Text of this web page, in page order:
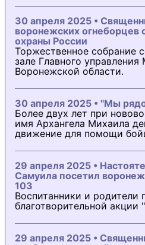
30 апреля 2025 •
воронежских огнеборцев
охраны России
Торжественное собрание
зале Главного
Воронежской области.
30 апреля 2025 • "Мы
Более двух лет при
имя Архангела Михаила
движение для помощи
29 апреля 2025 •
Самуила посетил
103
Воспитанники и родители
благотворительной акции
29 апреля 2025 •